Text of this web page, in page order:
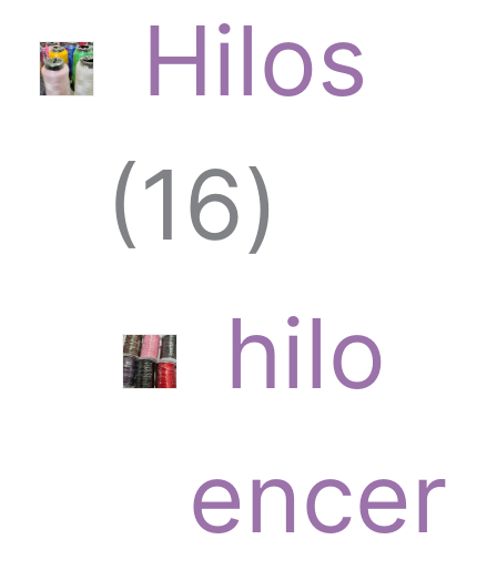
Hilos
161
6
p
hilo
encer